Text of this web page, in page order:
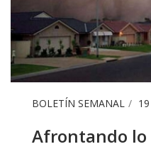
BOLETÍN SEMANAL
Afrontando lo